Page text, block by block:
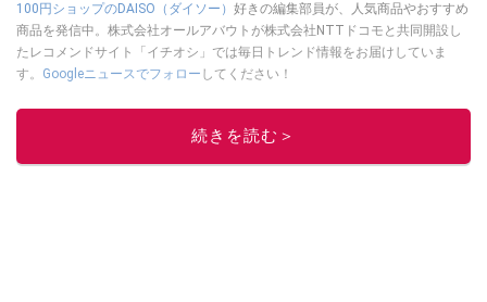
100円ショップのDAISO（ダイソー） 好きの編集部員が、人気商品やおすすめ
商品を発信中。株式会社オールアバウトが株式会社NTTドコモと共同開設し
たレコメンドサイト「イチオシ」では毎日トレンド情報をお届けしていま
す。 Googleニュースでフォロー してください！
このイチオシストの他の記事を読む
続きを読む＞